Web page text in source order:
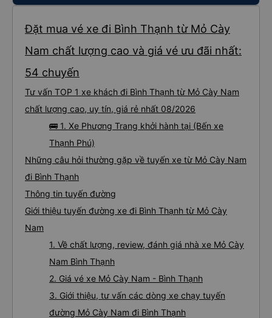
Đặt mua vé xe đi Bình Thạnh từ Mỏ Cày
Nam chất lượng cao và giá vé ưu đãi nhất:
54 chuyến
Tư vấn TOP 1 xe khách đi Bình Thạnh từ Mỏ Cày Nam
chất lượng cao, uy tín, giá rẻ nhất 08/2026
🚌 1. Xe Phương Trang khởi hành tại (Bến xe
Thạnh Phú)
Những câu hỏi thường gặp về tuyến xe từ Mỏ Cày Nam
đi Bình Thạnh
Thông tin tuyến đường
Giới thiệu tuyến đường xe đi Bình Thạnh từ Mỏ Cày
Nam
1. Về chất lượng, review, đánh giá nhà xe Mỏ Cày
Nam Bình Thạnh
2. Giá vé xe Mỏ Cày Nam - Bình Thạnh
3. Giới thiệu, tư vấn các dòng xe chạy tuyến
đường Mỏ Cày Nam đi Bình Thạnh